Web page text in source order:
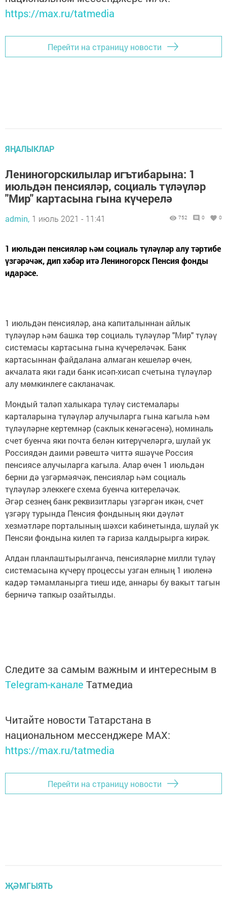
https://max.ru/tatmedia
Перейти на страницу новости
ЯҢАЛЫКЛАР
Лениногорскилылар игътибарына: 1
июльдән пенсияләр, социаль түләүләр
"Мир" картасына гына күчерелә
admin, 1 июль 2021 - 11:41 752 0 0
1 июльдән пенсияләр һәм социаль түләүләр алу тәртибе
үзгәрәчәк, дип хәбәр итә Лениногорск Пенсия фонды
идарәсе.
1 июльдән пенсияләр, ана капиталыннан айлык
түләүләр һәм башка төр социаль түләүләр "Мир" түләү
системасы картасына гына күчереләчәк. Банк
картасыннан файдалана алмаган кешеләр өчен,
акчалата яки гади банк исәп-хисап счетына түләүләр
алу мөмкинлеге сакланачак.
Мондый таләп халыкара түләү системалары
карталарына түләүләр алучыларга гына кагыла һәм
түләүләрне кертемнәр (саклык кенәгәсенә), номиналь
счет буенча яки почта белән китерүчеләргә, шулай ук
Россиядән даими рәвештә читтә яшәүче Россия
пенсиясе алучыларга кагыла. Алар өчен 1 июльдән
берни дә үзгәрмәячәк, пенсияләр һәм социаль
түләүләр элеккеге схема буенча китереләчәк.
Әгәр сезнең банк реквизитлары үзгәргән икән, счет
үзгәрү турында Пенсия фондының яки дәүләт
хезмәтләре порталының шәхси кабинетында, шулай ук
Пенсяи фондына килеп тә гариза калдырырга кирәк.
Алдан планлаштырылганча, пенсияләрне милли түләү
системасына күчерү процессы узган елның 1 июленә
кадәр тәмамланырга тиеш иде, аннары бу вакыт тагын
берничә тапкыр озайтылды.
Следите за самым важным и интересным в
Telegram-канале Татмедиа
Читайте новости Татарстана в
национальном мессенджере MАХ:
https://max.ru/tatmedia
Перейти на страницу новости
ҖӘМГЫЯТЬ